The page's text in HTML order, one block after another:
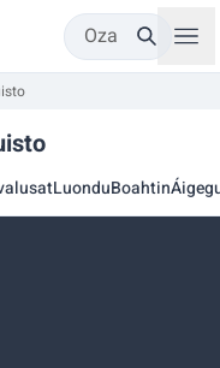
Oza
LuonduBoahtin